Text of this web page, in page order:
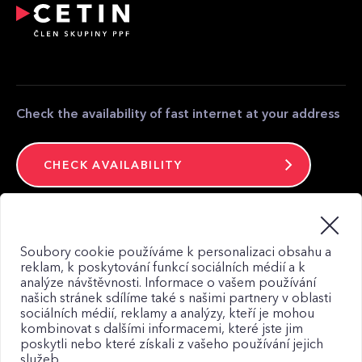
equipment
Check the availability of fast internet at your address
CHECK AVAILABILITY
Web map
Soubory cookie používáme k personalizaci obsahu a
reklam, k poskytování funkcí sociálních médií a k
analýze návštěvnosti. Informace o vašem používání
našich stránek sdílíme také s našimi partnery v oblasti
sociálních médií, reklamy a analýzy, kteří je mohou
kombinovat s dalšími informacemi, které jste jim
poskytli nebo které získali z vašeho používání jejich